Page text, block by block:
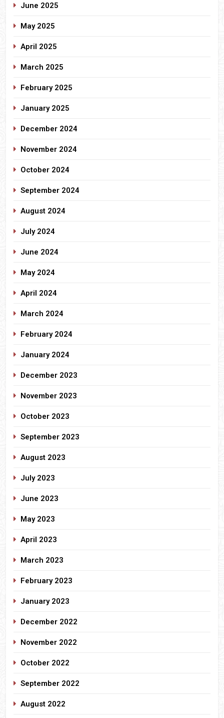
June 2025
May 2025
April 2025
March 2025
February 2025
January 2025
December 2024
November 2024
October 2024
September 2024
August 2024
July 2024
June 2024
May 2024
April 2024
March 2024
February 2024
January 2024
December 2023
November 2023
October 2023
September 2023
August 2023
July 2023
June 2023
May 2023
April 2023
March 2023
February 2023
January 2023
December 2022
November 2022
October 2022
September 2022
August 2022